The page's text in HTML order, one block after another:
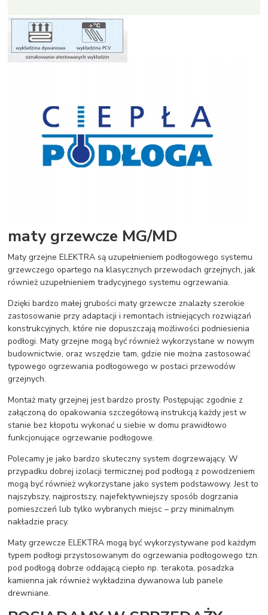
maty grzewcze MG/MD
Maty grzejne ELEKTRA są uzupełnieniem podłogowego systemu
grzewczego opartego na klasycznych przewodach grzejnych, jak
również uzupełnieniem tradycyjnego systemu ogrzewania.
Dzięki bardzo małej grubości maty grzewcze znalazły szerokie
zastosowanie przy adaptacji i remontach istniejących rozwiązań
konstrukcyjnych, które nie dopuszczają możliwości podniesienia
podłogi. Maty grzejne mogą być również wykorzystane w nowym
budownictwie, oraz wszędzie tam, gdzie nie można zastosować
typowego ogrzewania podłogowego w postaci przewodów
grzejnych.
Montaż maty grzejnej jest bardzo prosty. Postępując zgodnie z
załączoną do opakowania szczegółową instrukcją każdy jest w
stanie bez kłopotu wykonać u siebie w domu prawidłowo
funkcjonujące ogrzewanie podłogowe.
Polecamy je jako bardzo skuteczny system dogrzewający. W
przypadku dobrej izolacji termicznej pod podłogą z powodzeniem
mogą być również wykorzystane jako system podstawowy. Jest to
najszybszy, najprostszy, najefektywniejszy sposób dogrzania
pomieszczeń lub tylko wybranych miejsc – przy minimalnym
nakładzie pracy.
Maty grzewcze ELEKTRA mogą być wykorzystywane pod każdym
typem podłogi przystosowanym do ogrzewania podłogowego tzn.
pod podłogą dobrze oddającą ciepło np. terakota, posadzka
kamienna jak również wykładzina dywanowa lub panele
drewniane.